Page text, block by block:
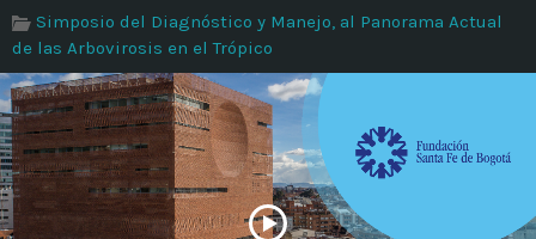
Simposio del Diagnóstico y Manejo, al Panorama Actual
de las Arbovirosis en el Trópico